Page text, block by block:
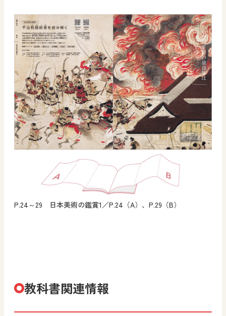
P.24～29 日本美術の鑑賞1／P.24（A）、P.29（B）
教科書関連情報